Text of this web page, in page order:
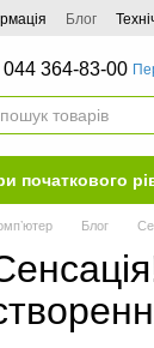
Блог
044 364-83-00
початкового
Блог